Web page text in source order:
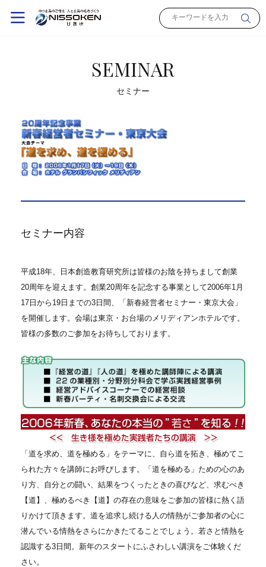
SEMINAR
セミナー
セミナー内容
平成18年、日本創造教育研究所は皆様のお陰を持ちまして創業
20周年を迎えます。創業20周年を記念する事業として2006年1月
17日から19日までの3日間、「新春経営者セミナー・東京大会」
を開催します。会場は東京・お台場のメリディアンホテルです。
皆様の多数のご参加をお待ちしております。
「道を求め、道を極める」をテーマに、自ら道を拓き、極めてこ
られた方々を講師にお呼びします。「道を極める」ための心のあ
り方、自分との闘い、結果をつくったときの喜びなど、求むべき
【道】、極めるべき【道】の存在の意味をご参加の皆様に熱く語
りかけて頂きます。道を追求し続ける人の情熱がご参加者の心に
潜んでいる情熱をさらにかきたてることでしょう。若さと情熱を
認識する3日間。新年のスタートにふさわしい講演をご体験くだ
さい。